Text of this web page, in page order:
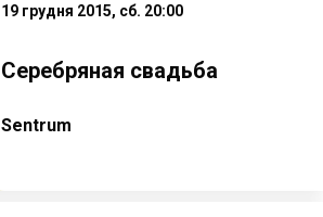
19 грудня 2015, сб. 20:00
Серебряная свадьба
Sentrum